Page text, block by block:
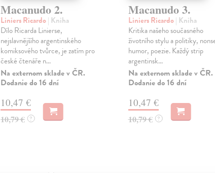
Macanudo 2.
Liniers Ricardo| Kniha
Dílo Ricarda Linierse,
nejslavnějšího argentinského
komiksového tvůrce, je zatím pro
české čtenáře n...
Na externom sklade v ČR.
Dodanie do 16 dní
10,47 €
10,79 € ?
Macanudo 3.
Liniers Ricardo| Kniha
Kritika našeho současného
životního stylu a politiky,
humor, poezie. Každý strip
argentinsk...
Na externom sklade v ČR.
Dodanie do 16 dní
10,47 €
10,79 € ?